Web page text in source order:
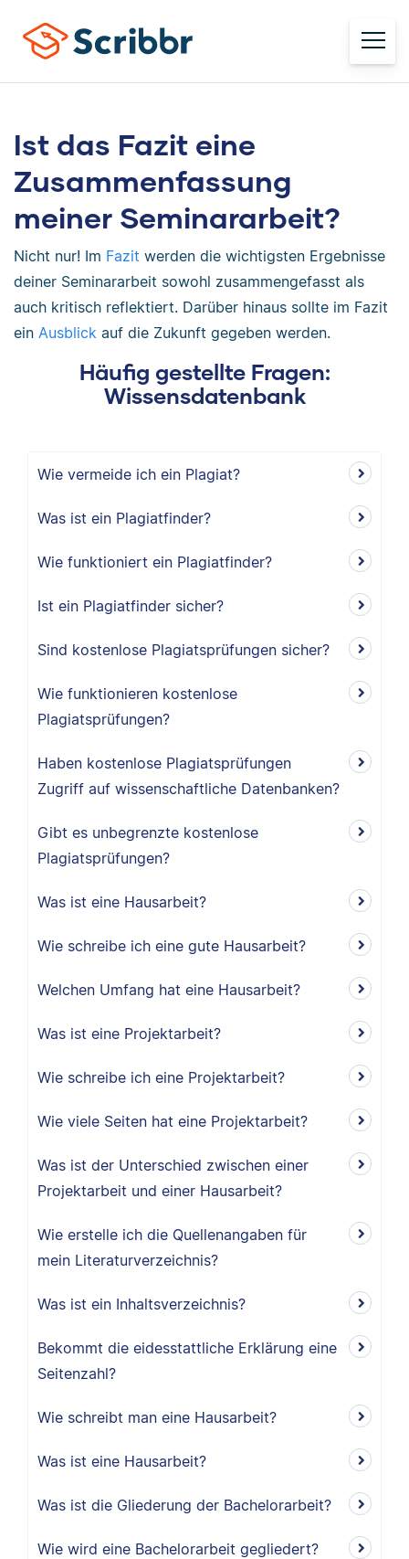
Ist das Fazit eine
Zusammenfassung
meiner Seminararbeit?
Nicht nur! Im Fazit werden die wichtigsten Ergebnisse
deiner Seminararbeit sowohl zusammengefasst als
auch kritisch reflektiert. Darüber hinaus sollte im Fazit
ein Ausblick auf die Zukunft gegeben werden.
Häufig gestellte Fragen:
Wissensdatenbank
Wie vermeide ich ein Plagiat?
Was ist ein Plagiatfinder?
Wie funktioniert ein Plagiatfinder?
Ist ein Plagiatfinder sicher?
Sind kostenlose Plagiatsprüfungen sicher?
Wie funktionieren kostenlose
Plagiatsprüfungen?
Haben kostenlose Plagiatsprüfungen
Zugriff auf wissenschaftliche Datenbanken?
Gibt es unbegrenzte kostenlose
Plagiatsprüfungen?
Was ist eine Hausarbeit?
Wie schreibe ich eine gute Hausarbeit?
Welchen Umfang hat eine Hausarbeit?
Was ist eine Projektarbeit?
Wie schreibe ich eine Projektarbeit?
Wie viele Seiten hat eine Projektarbeit?
Was ist der Unterschied zwischen einer
Projektarbeit und einer Hausarbeit?
Wie erstelle ich die Quellenangaben für
mein Literaturverzeichnis?
Was ist ein Inhaltsverzeichnis?
Bekommt die eidesstattliche Erklärung eine
Seitenzahl?
Wie schreibt man eine Hausarbeit?
Was ist eine Hausarbeit?
Was ist die Gliederung der Bachelorarbeit?
Wie wird eine Bachelorarbeit gegliedert?